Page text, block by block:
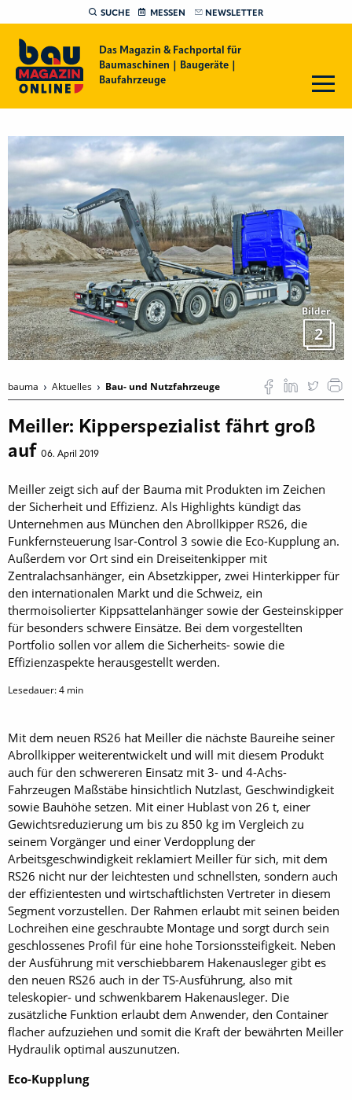
SUCHE MESSEN NEWSLETTER
Das Magazin & Fachportal für
Baumaschinen | Baugeräte |
Baufahrzeuge
Bilder
2
bauma Aktuelles Bau- und Nutzfahrzeuge
Meiller: Kipperspezialist fährt groß
auf 06. April 2019
Meiller zeigt sich auf der Bauma mit Produkten im Zeichen
der Sicherheit und Effizienz. Als Highlights kündigt das
Unternehmen aus München den Abrollkipper RS26, die
Funkfernsteuerung Isar-Control 3 sowie die Eco-Kupplung an.
Außerdem vor Ort sind ein Dreiseitenkipper mit
Zentralachsanhänger, ein Absetzkipper, zwei Hinterkipper für
den internationalen Markt und die Schweiz, ein
thermoisolierter Kippsattelanhänger sowie der Gesteinskipper
für besonders schwere Einsätze. Bei dem vorgestellten
Portfolio sollen vor allem die Sicherheits- sowie die
Effizienzaspekte herausgestellt werden.
Lesedauer:4 min
Mit dem neuen RS26 hat Meiller die nächste Baureihe seiner
Abrollkipper weiterentwickelt und will mit diesem Produkt
auch für den schwereren Einsatz mit 3- und 4-Achs-
Fahrzeugen Maßstäbe hinsichtlich Nutzlast, Geschwindigkeit
sowie Bauhöhe setzen. Mit einer Hublast von 26 t, einer
Gewichtsreduzierung um bis zu 850 kg im Vergleich zu
seinem Vorgänger und einer Verdopplung der
Arbeitsgeschwindigkeit reklamiert Meiller für sich, mit dem
RS26 nicht nur der leichtesten und schnellsten, sondern auch
der effizientesten und wirtschaftlichsten Vertreter in diesem
Segment vorzustellen. Der Rahmen erlaubt mit seinen beiden
Lochreihen eine geschraubte Montage und sorgt durch sein
geschlossenes Profil für eine hohe Torsionssteifigkeit. Neben
der Ausführung mit verschiebbarem Hakenausleger gibt es
den neuen RS26 auch in der TS-Ausführung, also mit
teleskopier- und schwenkbarem Hakenausleger. Die
zusätzliche Funktion erlaubt dem Anwender, den Container
flacher aufzuziehen und somit die Kraft der bewährten Meiller
Hydraulik optimal auszunutzen.
Eco-Kupplung